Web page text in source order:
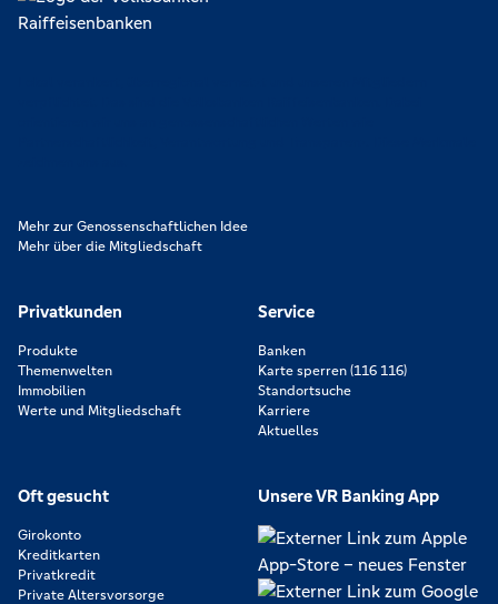
Mehr zur Genossenschaftlichen Idee
Mehr über die Mitgliedschaft
Privatkunden
Produkte
Themenwelten
Immobilien
Werte und Mitgliedschaft
Service
Banken
Karte sperren (116 116)
Standortsuche
Karriere
Aktuelles
Oft gesucht
Girokonto
Kreditkarten
Privatkredit
Private Altersvorsorge
Unsere VR Banking App